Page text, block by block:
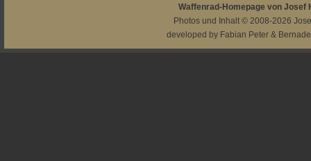
Waffenrad-Homepage von Josef
Photos und Inhalt © 2008-2026
developed by Fabian Peter &